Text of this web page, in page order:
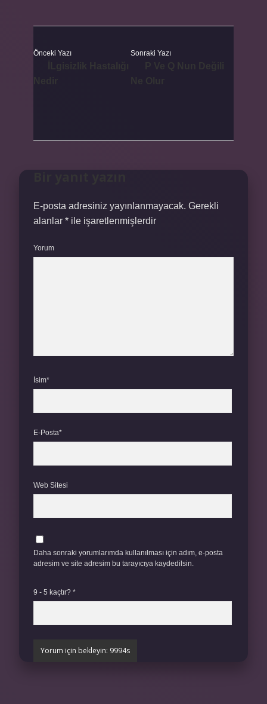
Önceki Yazı Sonraki Yazı
E-posta adresiniz yayınlanmayacak. Gerekli
alanlar * ile işaretlenmişlerdir
Yorum
İsim*
E-Posta*
Web Sitesi
Daha sonraki yorumlarımda kullanılması için adım, e-posta
adresim ve site adresim bu tarayıcıya kaydedilsin.
9 - 5 kaçtır? *